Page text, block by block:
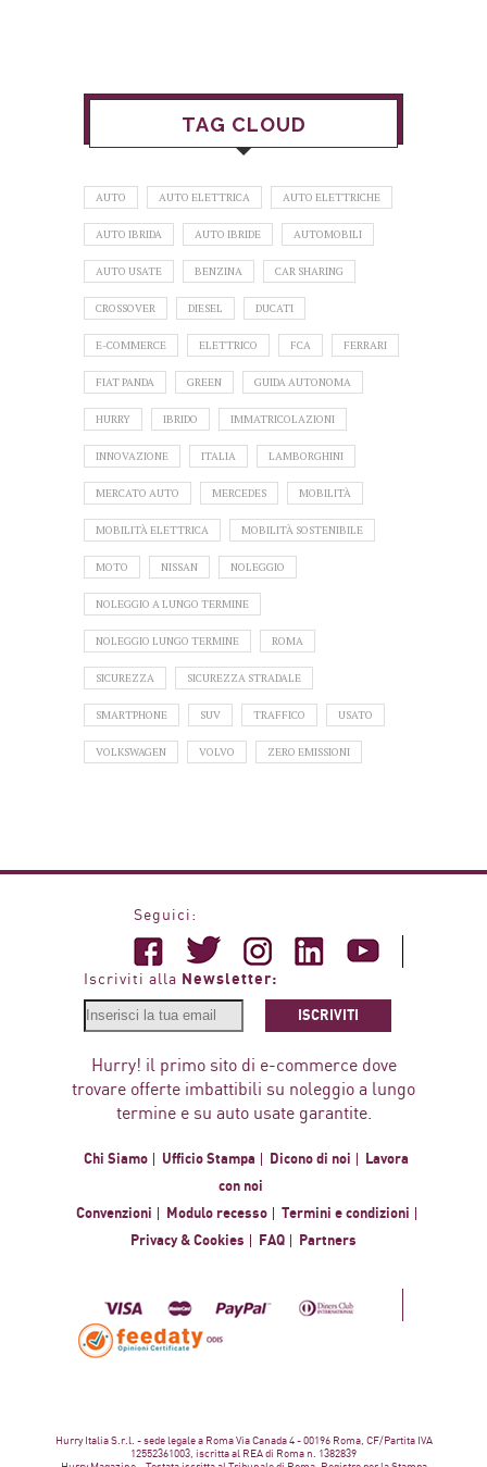
TAG CLOUD
AUTO AUTO ELETTRICA AUTO ELETTRICHE
AUTO IBRIDA AUTO IBRIDE AUTOMOBILI
AUTO USATE BENZINA CAR SHARING
CROSSOVER DIESEL DUCATI
E-COMMERCE ELETTRICO FCA FERRARI
FIAT PANDA GREEN GUIDA AUTONOMA
HURRY IBRIDO IMMATRICOLAZIONI
INNOVAZIONE ITALIA LAMBORGHINI
MERCATO AUTO MERCEDES MOBILITÀ
MOBILITÀ ELETTRICA MOBILITÀ SOSTENIBILE
MOTO NISSAN NOLEGGIO
NOLEGGIO A LUNGO TERMINE
NOLEGGIO LUNGO TERMINE ROMA
SICUREZZA SICUREZZA STRADALE
SMARTPHONE SUV TRAFFICO USATO
VOLKSWAGEN VOLVO ZERO EMISSIONI
Seguici:
Iscriviti alla Newsletter:
ISCRIVITI
Hurry! il primo sito di e-commerce dove
trovare offerte imbattibili su noleggio a lungo
termine e su auto usate garantite.
Chi Siamo Ufficio Stampa Dicono di noi
Lavora
con noi
Convenzioni
Modulo recesso
Termini e condizioni
Privacy & Cookies
FAQ Partners
Hurry Italia S.r.l. - sede legale a Roma Via Canada 4 - 00196 Roma, CF/Partita IVA
12552361003, iscritta al REA di Roma n. 1382839